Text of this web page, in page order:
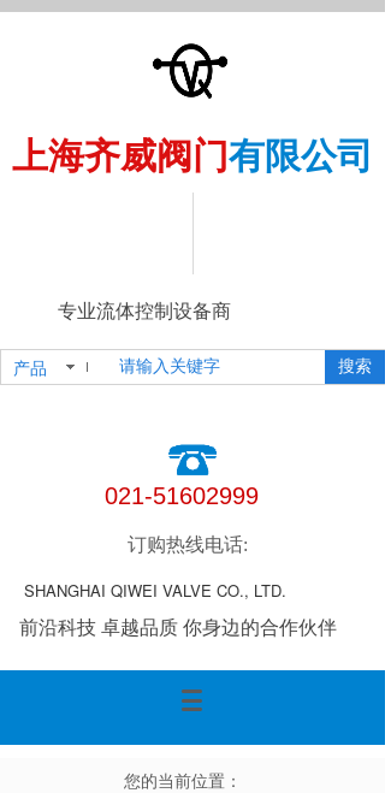
专业流体控制设备商
产品 搜索
前沿科技 卓越品质 你身边的合作伙伴
订购热线电话:
021-51602999
SHANGHAI QIWEI VALVE CO., LTD.
上海齐威阀门有限公司
您的当前位置：​​​​